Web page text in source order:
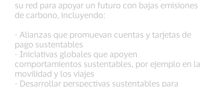
su red para apoyar un futuro con bajas emisiones
de carbono, incluyendo:
- Alianzas que promuevan cuentas y tarjetas de
pago sustentables
- Iniciativas globales que apoyen
comportamientos sustentables, por ejemplo en la
movilidad y los viajes
- Desarrollar perspectivas sustentables para